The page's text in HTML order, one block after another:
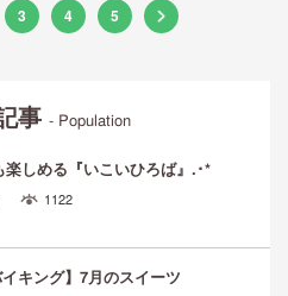
3 4 5
事- Population
楽しめる『いこいひろば』.･*
1122
イキング】7月のスイーツ